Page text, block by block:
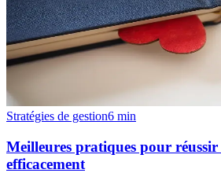
Stratégies de gestion6 min
Meilleures pratiques pour
efficacement